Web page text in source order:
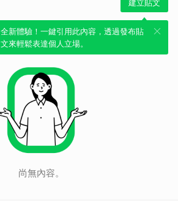
建立貼文
全新體驗！一鍵引用此內容，透過發布貼
文來輕鬆表達個人立場。
尚無內容。